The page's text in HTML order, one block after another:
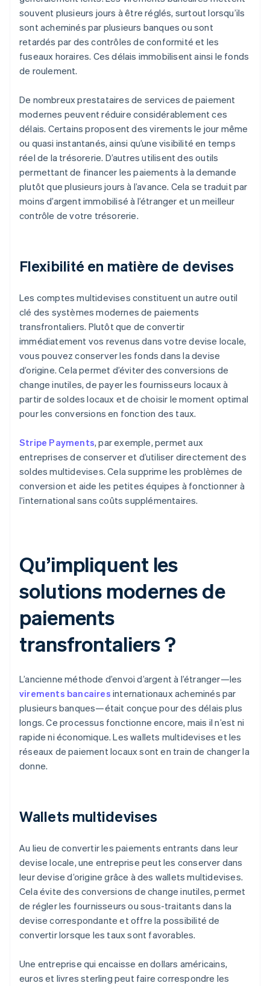
souvent plusieurs jours à être réglés, surtout lorsqu’ils
sont acheminés par plusieurs banques ou sont
retardés par des contrôles de conformité et les
fuseaux horaires. Ces délais immobilisent ainsi le fonds
de roulement.
De nombreux prestataires de services de paiement
modernes peuvent réduire considérablement ces
délais. Certains proposent des virements le jour même
ou quasi instantanés, ainsi qu’une visibilité en temps
réel de la trésorerie. D’autres utilisent des outils
permettant de financer les paiements à la demande
plutôt que plusieurs jours à l’avance. Cela se traduit par
moins d’argent immobilisé à l’étranger et un meilleur
contrôle de votre trésorerie.
Flexibilité en matière de devises
Les comptes multidevises constituent un autre outil
clé des systèmes modernes de paiements
transfrontaliers. Plutôt que de convertir
immédiatement vos revenus dans votre devise locale,
vous pouvez conserver les fonds dans la devise
d’origine. Cela permet d’éviter des conversions de
change inutiles, de payer les fournisseurs locaux à
partir de soldes locaux et de choisir le moment optimal
pour les conversions en fonction des taux.
Stripe Payments, par exemple, permet aux
entreprises de conserver et d’utiliser directement des
soldes multidevises. Cela supprime les problèmes de
conversion et aide les petites équipes à fonctionner à
l’international sans coûts supplémentaires.
Qu’impliquent les
solutions modernes de
paiements
transfrontaliers ?
L’ancienne méthode d’envoi d’argent à l’étranger—les
virements bancaires internationaux acheminés par
plusieurs banques—était conçue pour des délais plus
longs. Ce processus fonctionne encore, mais il n’est ni
rapide ni économique. Les wallets multidevises et les
réseaux de paiement locaux sont en train de changer la
donne.
Wallets multidevises
Au lieu de convertir les paiements entrants dans leur
devise locale, une entreprise peut les conserver dans
leur devise d’origine grâce à des wallets multidevises.
Cela évite des conversions de change inutiles, permet
de régler les fournisseurs ou sous-traitants dans la
devise correspondante et offre la possibilité de
convertir lorsque les taux sont favorables.
Une entreprise qui encaisse en dollars américains,
euros et livres sterling peut faire correspondre les